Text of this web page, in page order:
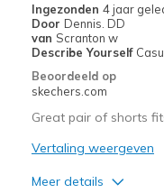
Ingezonden 4 jaar
Door Dennis. DD
van Scranton w
Describe Yourself
Beoordeeld op
skechers.com
Great pair of shorts
Vertaling weergeven
Meer details